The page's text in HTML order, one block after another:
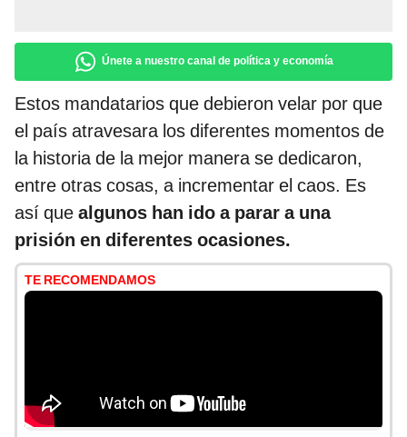
Únete a nuestro canal de política y economía
Estos mandatarios que debieron velar por que
el país atravesara los diferentes momentos de
la historia de la mejor manera se dedicaron,
entre otras cosas, a incrementar el caos. Es
así que algunos han ido a parar a una
prisión en diferentes ocasiones.
TE RECOMENDAMOS